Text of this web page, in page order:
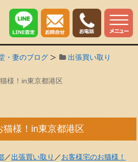
・妻のブログ
出張買い取り
様！in東京都港区
猫様！in東京都港区
／出張買い取り ／お客様宅のお猫様！